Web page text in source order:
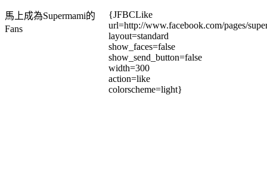
馬上成為Supermami的
Fans
{JFBCLike
url=http://www.facebook.com/pages/
layout=standard
show_faces=false
show_send_button=false
width=300
action=like
colorscheme=light}